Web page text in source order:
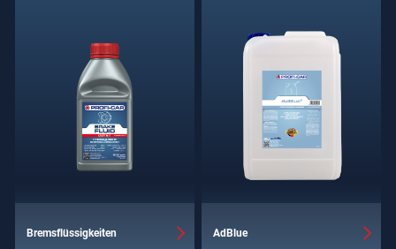
Bremsflüssigkeiten AdBlue